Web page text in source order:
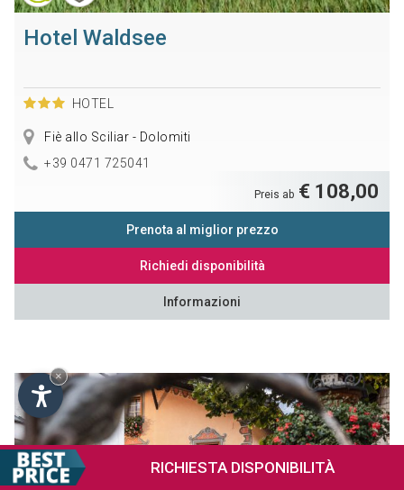
RICHIESTA DISPONIBILITÀ
Hotel Waldsee
HOTEL
Fiè allo Sciliar - Dolomiti
+39 0471 725041
Preis ab € 108,00
Prenota al miglior prezzo
Richiedi disponibilità
Informazioni
×